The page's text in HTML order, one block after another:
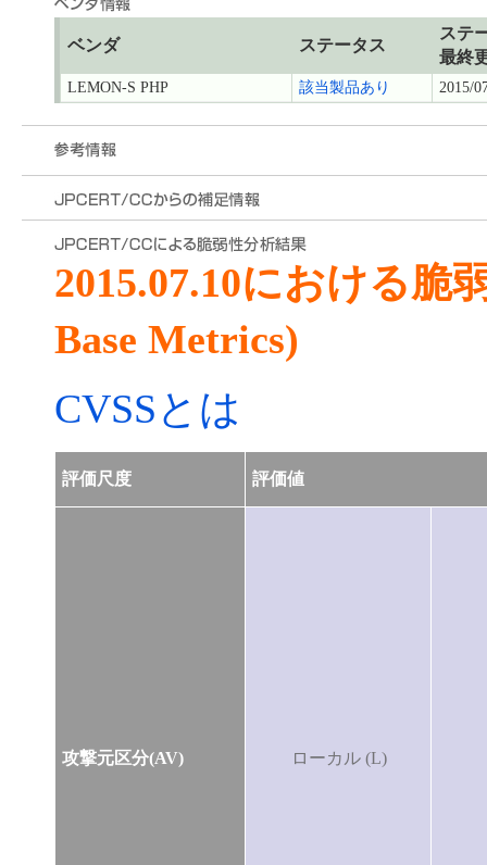
ベンダ ステータス
ステ
最終
LEMON-S PHP 該当製品あり 2015/
2015.07.10における脆
Base Metrics)
CVSSとは
評価尺度 評価値
攻撃元区分(AV) ローカル (L)